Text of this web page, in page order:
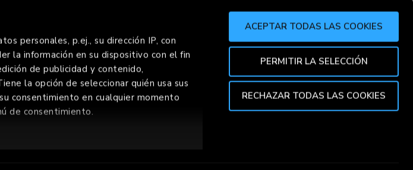
personales, p.ej., su dirección IP, con
la información en su dispositivo con el fin
de publicidad y contenido,
la opción de seleccionar quién usa sus
consentimiento en cualquier momento
de consentimiento.
ACEPTAR TODAS LAS COOKIES
PERMITIR LA SELECCIÓN
RECHAZAR TODAS LAS COOKIES